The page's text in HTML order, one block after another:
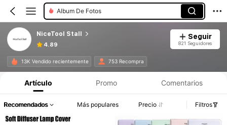
Album De Fotos
NiceTool Stall
4.89
Seguir
821 Seguidores
13K Vendido recientemente 753 Recompra
Artículo Promo Comentarios
Recomendados Más populares Precio Filtros